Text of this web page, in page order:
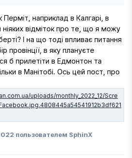
наприклад в Калгарі, в
відміток про те, що я можу
І на що тоді впливає питання
провінції, в яку плануєте
б прилетіти в Едмонтон та
в Манітобі. Ось цей пост, про
пользователем SphinX